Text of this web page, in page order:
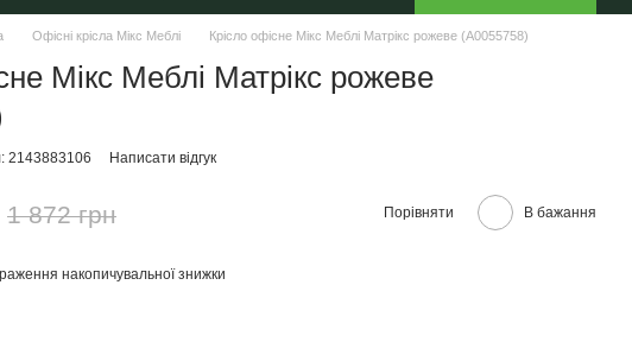
Офісні крісла Мікс Меблі Крісло офісне Мікс Меблі Матрікс рожеве (А0055758)
Мікс Меблі Матрікс рожеве
2143883106 Написати відгук
1 872 грн Порівняти В бажання
накопичувальної знижки